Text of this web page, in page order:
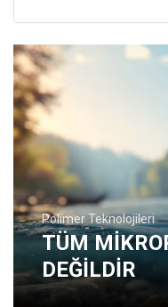
Polimer Teknolojileri
TÜM
DEĞİLDİR